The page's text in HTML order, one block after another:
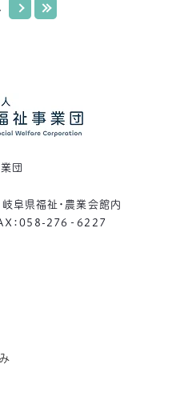
団
阜県福祉・農業会館内
：058-276‐6227